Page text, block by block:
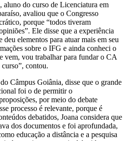
aluno do curso de Licenciatura em
avaliou que o Congresso
porque “todos tiveram
Ele disse que a experiência
elementos para atuar mais em seu
sobre o IFG e ainda conheci o
vem, vou trabalhar para fundar o CA
contou.
Câmpus Goiânia, disse que o grande
foi o de permitir o
por meio do debate
processo é relevante, porque é
debatidos, Joana considera que
dos documentos e foi aprofundada,
educação a distância e a pesquisa